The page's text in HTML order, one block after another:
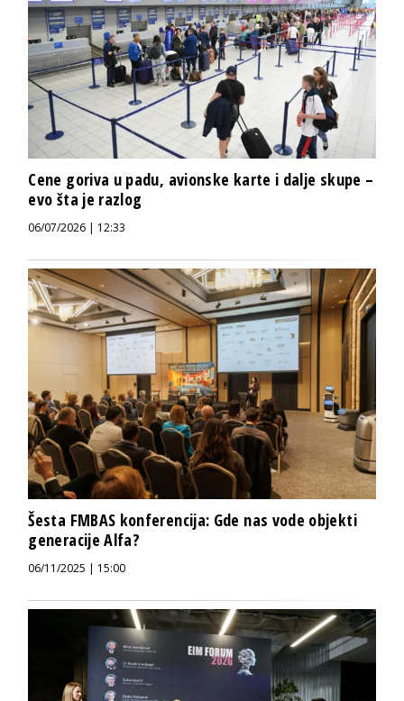
Cene goriva u padu, avionske karte i dalje skupe –
evo šta je razlog
06/07/2026 | 12:33
Šesta FMBAS konferencija: Gde nas vode objekti
generacije Alfa?
06/11/2025 | 15:00